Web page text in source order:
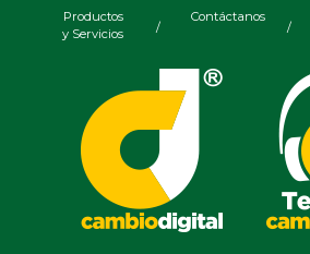
¿Qué es
Contáctanos